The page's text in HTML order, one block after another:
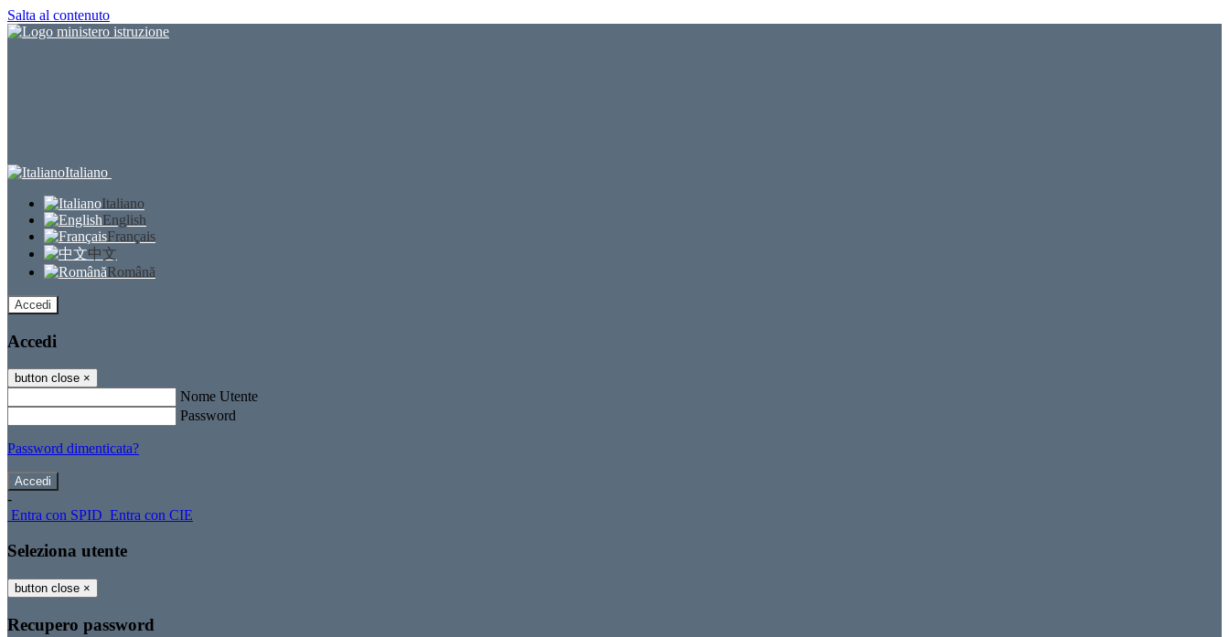
Salta al contenuto
Italiano
Italiano
English
Français
中文
Română
Accedi
Accedi
button close ×
Nome Utente
Password
Password dimenticata?
-
Entra con SPID Entra con CIE
Seleziona utente
button close ×
Recupero password